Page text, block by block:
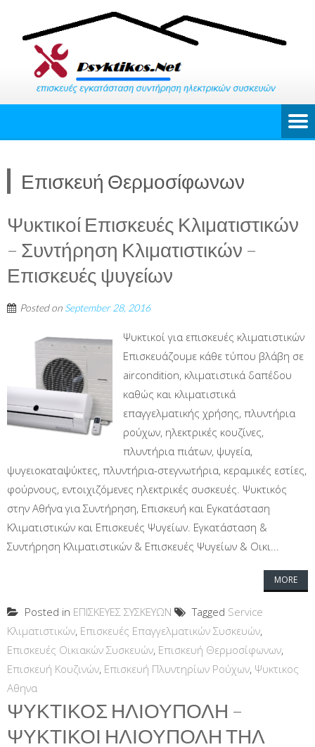
Επισκευή Θερμοσίφωνων
Ψυκτικοί Επισκευές Κλιματιστικών
– Συντήρηση Κλιματιστικών –
Επισκευές ψυγείων
Posted on September 28, 2016
Ψυκτικοί για επισκευές κλιματιστικών
Επισκευάζουμε κάθε τύπου βλάβη σε
aircondition, κλιματιστικά δαπέδου
καθώς και κλιματιστικά
επαγγελματικής χρήσης, πλυντήρια
ρούχων, ηλεκτρικές κουζίνες,
πλυντήρια πιάτων, ψυγεία,
ψυγειοκαταψύκτες, πλυντήρια-στεγνωτήρια, κεραμικές εστίες,
φούρνους, εντοιχιζόμενες ηλεκτρικές συσκευές. Ψυκτικός
στην Αθήνα για Συντήρηση, Επισκευή και Εγκατάσταση
Κλιματιστικών και Επισκευές Ψυγείων. Εγκατάσταση &
Συντήρηση Κλιματιστικών & Επισκευές Ψυγείων & Οικι...
MORE
Posted in ΕΠΙΣΚΕΥΕΣ ΣΥΣΚΕΥΩΝ Tagged Service
Κλιματιστικών, Επισκευές Επαγγελματικών Συσκευών,
Επισκευές Οικιακών Συσκευών, Επισκευή Θερμοσίφωνων,
Επισκευή Κουζινών, Επισκευή Πλυντηρίων Ρούχων, Ψυκτικος
Αθηνα
ΨΥΚΤΙΚΟΣ ΗΛΙΟΥΠΟΛΗ –
ΨΥΚΤΙΚΟΙ ΗΛΙΟΥΠΟΛΗ ΤΗΛ